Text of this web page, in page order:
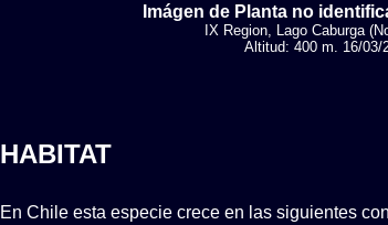
Imágen de Planta no
IX Region, Lago Caburga
Altitud: 400 m. 16/03/
HABITAT
En Chile esta especie crece en las siguientes